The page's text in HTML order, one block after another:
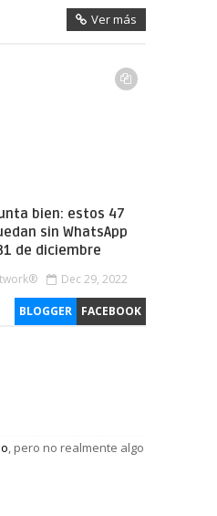
Ver más
bien: estos 47
sin WhatsApp
de diciembre
Dec 29, 2022
BLOGGER FACEBOOK
, pero no realmente algo